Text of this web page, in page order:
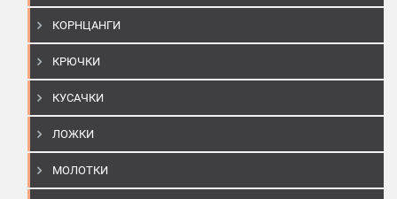
КОРНЦАНГИ
КРЮЧКИ
КУСАЧКИ
ЛОЖКИ
МОЛОТКИ